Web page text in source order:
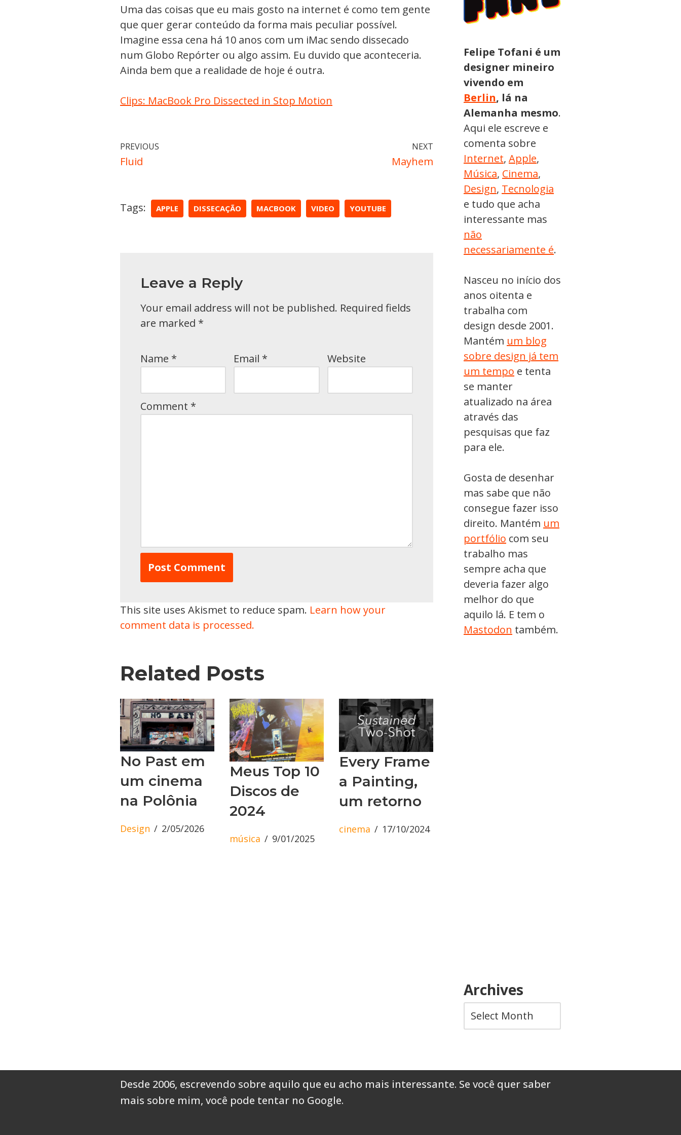
Uma das coisas que eu mais gosto na internet é como tem gente
que quer gerar conteúdo da forma mais peculiar possível.
Imagine essa cena há 10 anos com um iMac sendo dissecado
num Globo Repórter ou algo assim. Eu duvido que aconteceria.
Ainda bem que a realidade de hoje é outra.
Clips: MacBook Pro Dissected in Stop Motion
PREVIOUS
Fluid
NEXT
Mayhem
Tags: APPLE DISSECAÇÃO MACBOOK VIDEO YOUTUBE
Leave a Reply
Your email address will not be published. Required fields
are marked *
Name * Email * Website
Comment *
This site uses Akismet to reduce spam. Learn how your
comment data is processed.
Related Posts
No Past em
um cinema
na Polônia
Design 2/05/2026
Meus Top 10
Discos de
2024
música 9/01/2025
Every Frame
a Painting,
um retorno
cinema 17/10/2024
Felipe Tofani é um
designer mineiro
vivendo em
Berlin, lá na
Alemanha mesmo.
Aqui ele escreve e
comenta sobre
Internet, Apple,
Música, Cinema,
Design, Tecnologia
e tudo que acha
interessante mas
não
necessariamente é.
Nasceu no início dos
anos oitenta e
trabalha com
design desde 2001.
Mantém um blog
sobre design já tem
um tempo e tenta
se manter
atualizado na área
através das
pesquisas que faz
para ele.
Gosta de desenhar
mas sabe que não
consegue fazer isso
direito. Mantém um
portfólio com seu
trabalho mas
sempre acha que
deveria fazer algo
melhor do que
aquilo lá. E tem o
Mastodon também.
Archives
Desde 2006, escrevendo sobre aquilo que eu acho mais interessante. Se você quer saber
mais sobre mim, você pode tentar no Google.